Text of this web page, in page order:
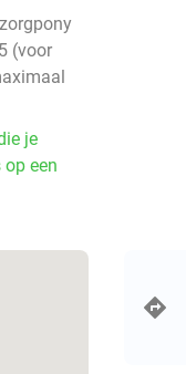
(voor
je
een